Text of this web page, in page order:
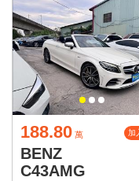
188.80 萬 加
BENZ
C43AMG